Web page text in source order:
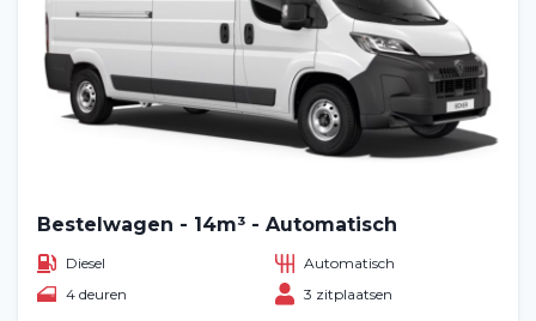
Blog
Veelgestelde vragen (FAQ)
Vacatures
2
Filialen
Contact
Bestelwagen - 14m³ - Automatisch
Diesel
Automatisch
4 deuren
3 zitplaatsen